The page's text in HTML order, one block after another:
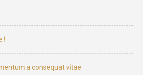
!
a consequat vitae